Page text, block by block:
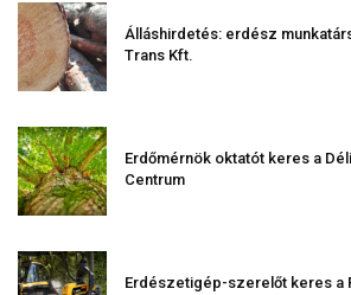
Álláshirdetés: erdész
Trans Kft.
Erdőmérnök oktatót keres a
Centrum
Erdészetigép-szerelőt keres a